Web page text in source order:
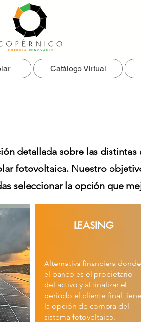
Catálogo Virtual
detallada sobre las
fotovoltaica. Nuestro
seleccionar la opción que
LEASING
Alternativa financiera donde
el banco es el propietario
del activo y al finalizar el
periodo el cliente final tiene
la opción de compra del
sistema fotovoltaico.